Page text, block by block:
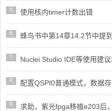
5 使用核内timer计数出错
6 蜂鸟书中第14章14.2节中提
7 Nuclei Studio IDE等使用建
8 配置QSPI0普通模式，数据
9 求助，紫光fpga移植e203后